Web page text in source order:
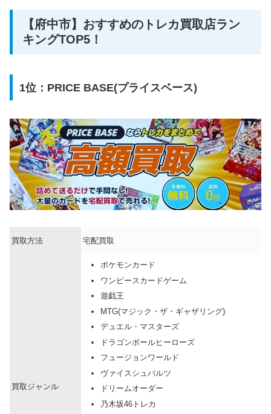
【府中市】おすすめのトレカ買取店ラン
キングTOP5！
1位：PRICE BASE(プライスベース)
買取方法 宅配買取
買取ジャンル
ポケモンカード
ワンピースカードゲーム
遊戯王
MTG(マジック・ザ・ギャザリング)
デュエル・マスターズ
ドラゴンボールヒーローズ
フュージョンワールド
ヴァイスシュバルツ
ドリームオーダー
乃木坂46トレカ